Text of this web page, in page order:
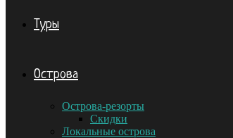
Туры
Острова
Острова-резорты
Скидки
Локальные острова